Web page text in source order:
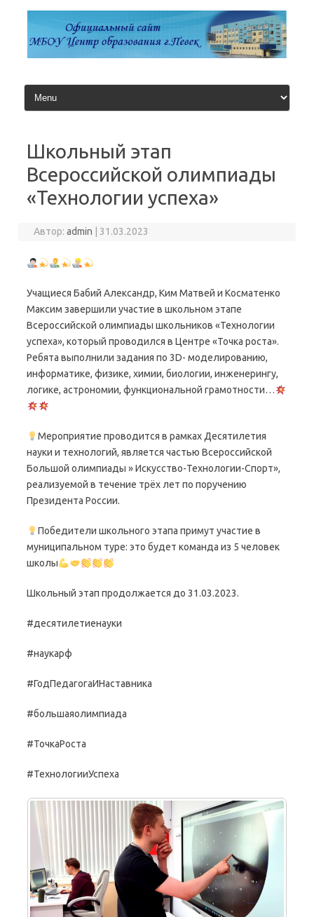
содержимому
Школьный этап
Всероссийской олимпиады
«Технологии успеха»
Автор:admin 31.03.2023
Учащиеся Бабий Александр, Ким Матвей и Косматенко
Максим завершили участие в школьном этапе
Всероссийской олимпиады школьников «Технологии
успеха», который проводился в Центре «Точка роста».
Ребята выполнили задания по 3D- моделированию,
информатике, физике, химии, биологии, инженерингу,
логике, астрономии, функциональной грамотности…
Мероприятие проводится в рамках Десятилетия
науки и технологий, является частью Всероссийской
Большой олимпиады » Искусство-Технологии-Спорт»,
реализуемой в течение трёх лет по поручению
Президента России.
Победители школьного этапа примут участие в
муниципальном туре: это будет команда из 5 человек
школы
Школьный этап продолжается до 31.03.2023.
#десятилетиенауки
#наукарф
#ГодПедагогаИНаставника
#большаяолимпиада
#ТочкаРоста
#ТехнологииУспеха